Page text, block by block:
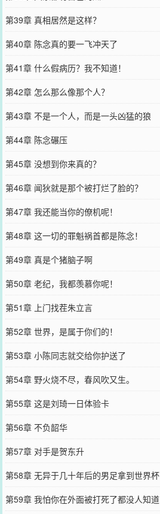
第39章 真相居然是这样？
第40章 陈念真的要一飞冲天了
第41章 什么假病历？我不知道！
第42章 怎么那么像那个人？
第43章 不是一个人，而是一头凶猛的狼
第44章 陈念碾压
第45章 没想到你来真的？
第46章 闻狄就是那个被打烂了脸的？
第47章 我还能当你的僚机呢！
第48章 这一切的罪魁祸首都是陈念！
第49章 真是个猪脑子啊
第50章 老纪，我都羡慕你呢！
第51章 上门找茬朱立言
第52章 世界，是属于你们的！
第53章 小陈同志就交给你护送了
第54章 野火烧不尽，春风吹又生。
第55章 这是刘琦一日体验卡
第56章 不负韶华
第57章 对手是贺东升
第58章 无异于几十年后的男足拿到世界杯
第59章 我怕你在外面被打死了都没人知道